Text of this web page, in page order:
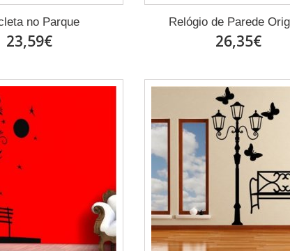
no Parque
23,59€
Relógio de Parede
26,35€